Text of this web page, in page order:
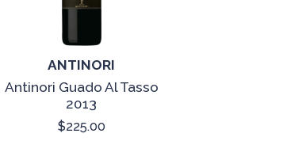
ANTINORI
Antinori Guado Al Tasso
2013
$225.00